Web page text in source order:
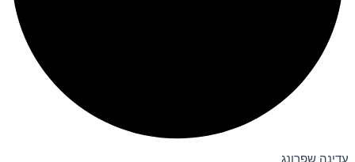
עדינה שפרונג